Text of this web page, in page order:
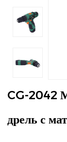
CG-2042
дрель с